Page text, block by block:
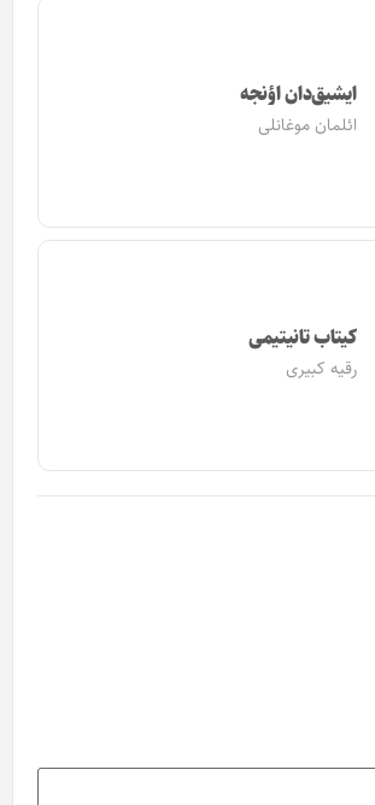
ایشیق‌دان اؤنجه
ائلمان موغانلی
کیتاب تانیتیمی
رقیه کبیری